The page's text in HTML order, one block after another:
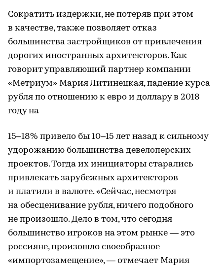
Сократить издержки, не потеряв при этом
в качестве, также позволяет отказ
большинства застройщиков от привлечения
дорогих иностранных архитекторов. Как
говорит управляющий партнер компании
«Метриум» Мария Литинецкая, падение курса
рубля по отношению к евро и доллару в 2018
году на
15–18% привело бы 10–15 лет назад к сильному
удорожанию большинства девелоперских
проектов. Тогда их инициаторы старались
привлекать зарубежных архитекторов
и платили в валюте. «Сейчас, несмотря
на обесценивание рубля, ничего подобного
не произошло. Дело в том, что сегодня
большинство игроков на этом рынке — это
россияне, произошло своеобразное
«импортозамещение», — отмечает Мария